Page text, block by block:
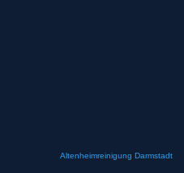
Altenheimreinigung Darmstadt